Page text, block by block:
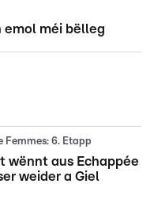
emol méi bëlleg
Femmes: 6. Etapp
wënnt aus Echappée
weider a Giel